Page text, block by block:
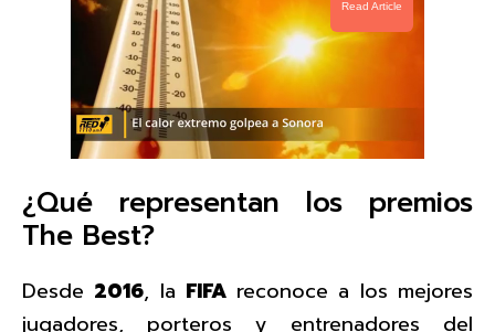
Read Article
¿Qué representan los premios
The Best?
Desde 2016, la FIFAreconoce a los mejores
jugadores, porteros y entrenadores del